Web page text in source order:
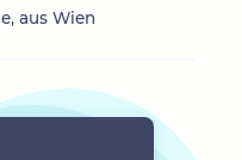
aus Wien